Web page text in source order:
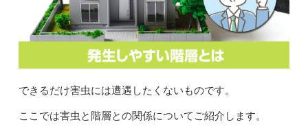
できるだけ害虫には遭遇したくないものです。
ここでは害虫と階層との関係についてご紹介します。